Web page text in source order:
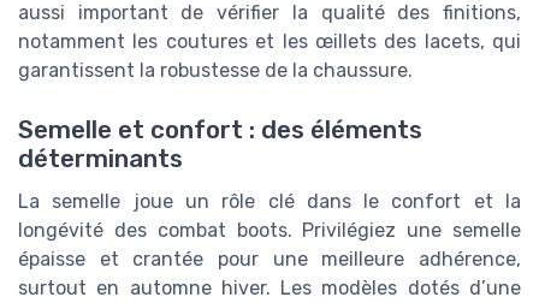
aussi important de vérifier la qualité des finitions,
notamment les coutures et les œillets des lacets, qui
garantissent la robustesse de la chaussure.
Semelle et confort : des éléments
déterminants
La semelle joue un rôle clé dans le confort et la
longévité des combat boots. Privilégiez une semelle
épaisse et crantée pour une meilleure adhérence,
surtout en automne hiver. Les modèles dotés d’une